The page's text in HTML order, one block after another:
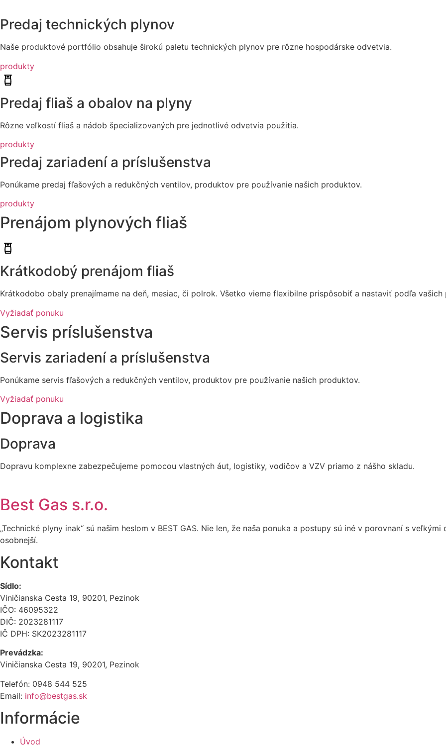
Predaj technických plynov
Naše produktové portfólio obsahuje širokú paletu technických plynov pre rôzne hospodárske odvetvia.
produkty
Predaj fliaš a obalov na plyny
Rôzne veľkostí fliaš a nádob špecializovaných pre jednotlivé odvetvia použitia.
produkty
Predaj zariadení a príslušenstva
Ponúkame predaj fľašových a redukčných ventilov, produktov pre používanie našich produktov.
produkty
Prenájom plynových fliaš
Krátkodobý prenájom fliaš
Krátkodobo obaly prenajímame na deň, mesiac, či polrok. Všetko vieme flexibilne prispôsobiť a nastaviť podľa vašich
Vyžiadať ponuku
Servis príslušenstva
Servis zariadení a príslušenstva
Ponúkame servis fľašových a redukčných ventilov, produktov pre používanie našich produktov.
Vyžiadať ponuku
Doprava a logistika
Doprava
Dopravu komplexne zabezpečujeme pomocou vlastných áut, logistiky, vodičov a VZV priamo z nášho skladu.
Best Gas s.r.o.
„Technické plyny inak“ sú našim heslom v BEST GAS. Nie len, že naša ponuka a postupy sú iné v porovnaní s
osobnejší.
Kontakt
Sídlo:
Viničianska Cesta 19, 90201, Pezinok
IČO: 46095322
DIČ: 2023281117
IČ DPH: SK2023281117
Prevádzka:
Viničianska Cesta 19, 90201, Pezinok
Telefón: 0948 544 525
Email: info@bestgas.sk
Informácie
Úvod